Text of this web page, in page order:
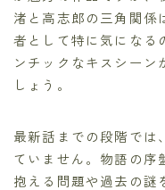
渚と高志郎の三角関係
者として特に気になる
ンチックなキスシーン
しょう。
最新話までの段階では
ていません。物語の序
抱える問題や過去の謎